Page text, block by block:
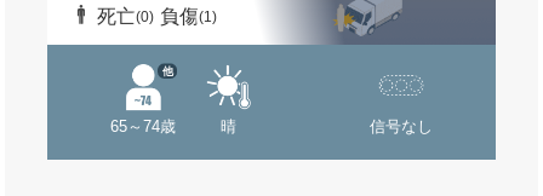
死亡(0) 負傷(1)
65～74歳
他
晴 信号なし